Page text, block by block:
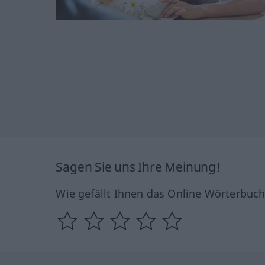
Sagen Sie uns Ihre Meinung!
Wie gefällt Ihnen das Online